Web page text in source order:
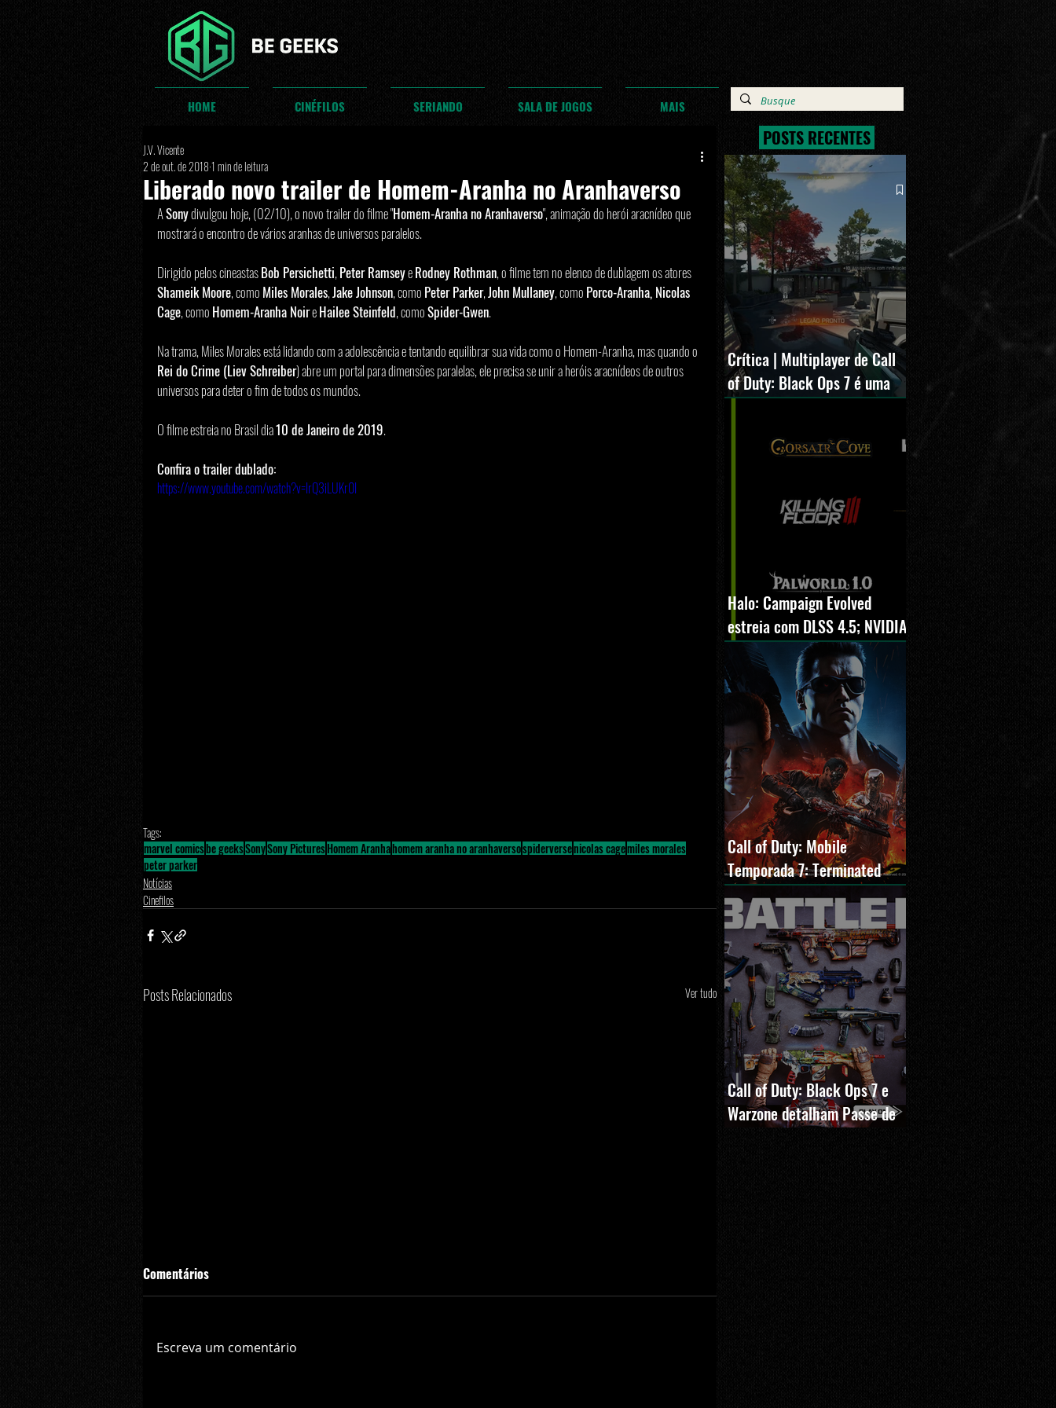
HOME CINÉFILOS SERIANDO SALA DE JOGOS MAIS
Liberado novo trailer de Homem-Aranha no Aranhaverso
J.V. Vicente
2 de out. de 20181 min de leitura
A Sony divulgou hoje, (02/10), o novo trailer do filme "Homem-Aranha no Aranhaverso", animação do herói aracnídeo que
mostrará o encontro de vários aranhas de universos paralelos.
Dirigido pelos cineastas Bob Persichetti, Peter Ramsey e Rodney Rothman, o filme tem no elenco de dublagem os atores
Shameik Moore, como Miles Morales, Jake Johnson, como Peter Parker, John Mullaney, como Porco-Aranha, Nicolas
Cage, como Homem-Aranha Noir e Hailee Steinfeld, como Spider-Gwen.
Na trama, Miles Morales está lidando com a adolescência e tentando equilibrar sua vida como o Homem-Aranha, mas quando o
Rei do Crime (Liev Schreiber) abre um portal para dimensões paralelas, ele precisa se unir a heróis aracnídeos de outros
universos para deter o fim de todos os mundos.
O filme estreia no Brasil dia 10 de Janeiro de 2019.
Confira o trailer dublado:
https://www.youtube.com/watch?v=IrQ3iLUKr0I
Tags:
marvel comicsbe geeksSonySony PicturesHomem Aranhahomem aranha no aranhaversospiderversenicolas cagemiles morales
peter parker
Notícias
Cinefilos
Posts Relacionados Ver tudo
Comentários
Escreva um comentário
POSTS RECENTES
Crítica | Multiplayer de Call
of Duty: Black Ops 7 é uma
experiência positiva,
Halo: Campaign Evolved
estreia com DLSS 4.5; NVIDIA
lança novo GeForce Game
Ready Driver para grandes
lançamentos
Call of Duty: Mobile
Temporada 7: Terminated
estreia com O Exterminador
do Futuro 2, novos modos e
Cronen Squall
Call of Duty: Black Ops 7 e
Warzone detalham Passe de
recompensas da Temporada 5